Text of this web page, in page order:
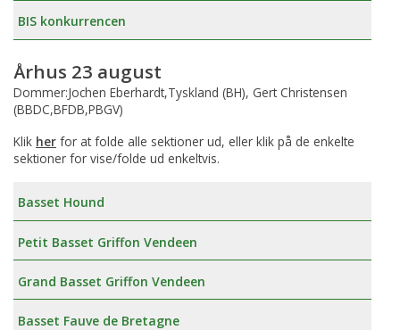
BIS konkurrencen
Århus 23 august
Dommer:Jochen Eberhardt,Tyskland (BH), Gert Christensen
(BBDC,BFDB,PBGV)
Klik her for at folde alle sektioner ud, eller klik på de enkelte
sektioner for vise/folde ud enkeltvis.
Basset Hound
Petit Basset Griffon Vendeen
Grand Basset Griffon Vendeen
Basset Fauve de Bretagne